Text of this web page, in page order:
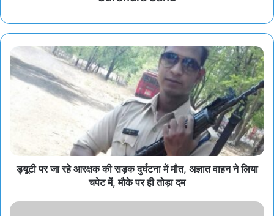
ड्यूटी पर जा रहे आरक्षक की सड़क दुर्घटना में मौत, अज्ञात वाहन ने लिया
चपेट में, मौके पर ही तोड़ा दम